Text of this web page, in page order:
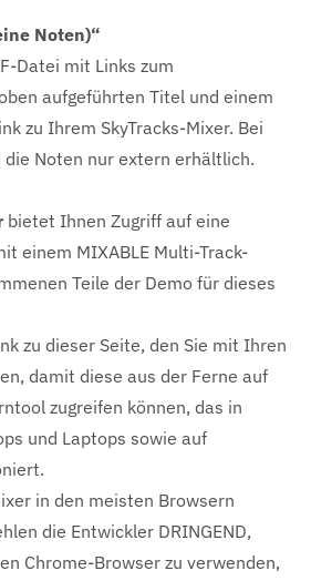
Noten)“
Datei mit Links zum
aufgeführten Titel und einem
zu Ihrem SkyTracks-Mixer. Bei
Noten nur extern erhältlich.
bietet Ihnen Zugriff auf eine
einem MIXABLE Multi-Track-
Teile der Demo für dieses
zu dieser Seite, den Sie mit Ihren
damit diese aus der Ferne auf
zugreifen können, das in
und Laptops sowie auf
in den meisten Browsern
die Entwickler DRINGEND,
Chrome-Browser zu verwenden,